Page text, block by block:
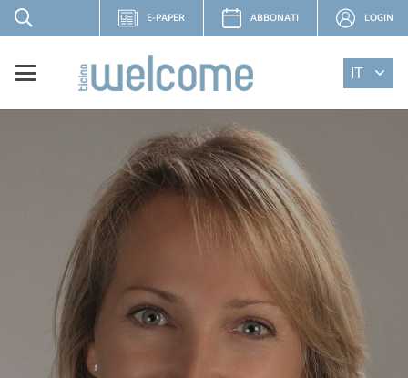
E-PAPER ABBONATI LOGIN
IT